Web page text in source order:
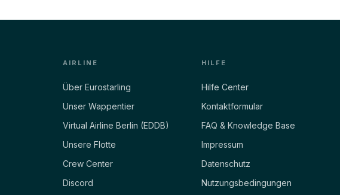
AIRLINE
Über Eurostarling
Unser Wappentier
Virtual Airline Berlin (EDDB)
Unsere Flotte
Crew Center
Discord
HILFE
Hilfe Center
Kontaktformular
FAQ & Knowledge Base
Impressum
Datenschutz
Nutzungsbedingungen